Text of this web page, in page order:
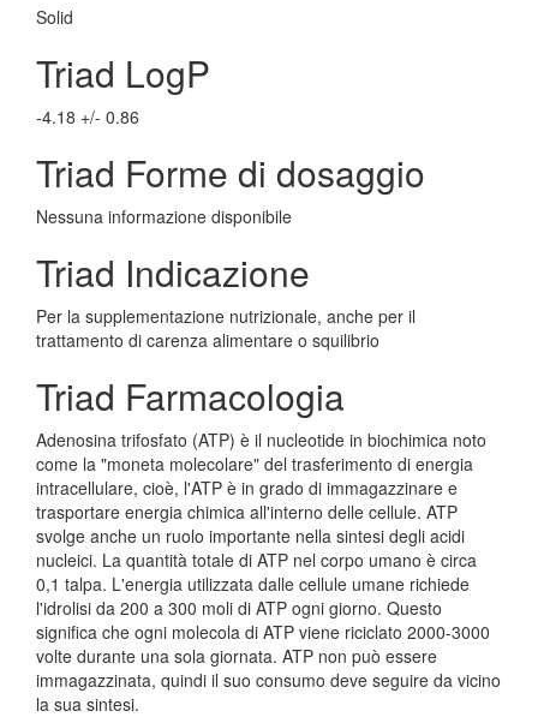
Solid
Triad LogP
-4.18 +/- 0.86
Triad Forme di dosaggio
Nessuna informazione disponibile
Triad Indicazione
Per la supplementazione nutrizionale, anche per il
trattamento di carenza alimentare o squilibrio
Triad Farmacologia
Adenosina trifosfato (ATP) è il nucleotide in biochimica noto
come la "moneta molecolare" del trasferimento di energia
intracellulare, cioè, l'ATP è in grado di immagazzinare e
trasportare energia chimica all'interno delle cellule. ATP
svolge anche un ruolo importante nella sintesi degli acidi
nucleici. La quantità totale di ATP nel corpo umano è circa
0,1 talpa. L'energia utilizzata dalle cellule umane richiede
l'idrolisi da 200 a 300 moli di ATP ogni giorno. Questo
significa che ogni molecola di ATP viene riciclato 2000-3000
volte durante una sola giornata. ATP non può essere
immagazzinata, quindi il suo consumo deve seguire da vicino
la sua sintesi.